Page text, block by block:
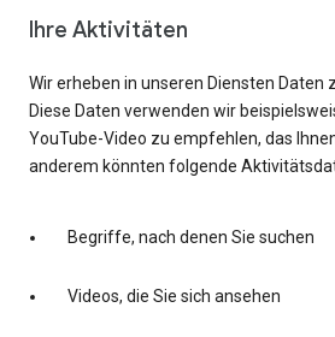
Ihre Aktivitäten
Wir erheben in unseren Diensten Daten
Diese Daten verwenden wir
YouTube-Video zu empfehlen, das
anderem könnten folgende
Begriffe, nach denen Sie suchen
Videos, die Sie sich ansehen